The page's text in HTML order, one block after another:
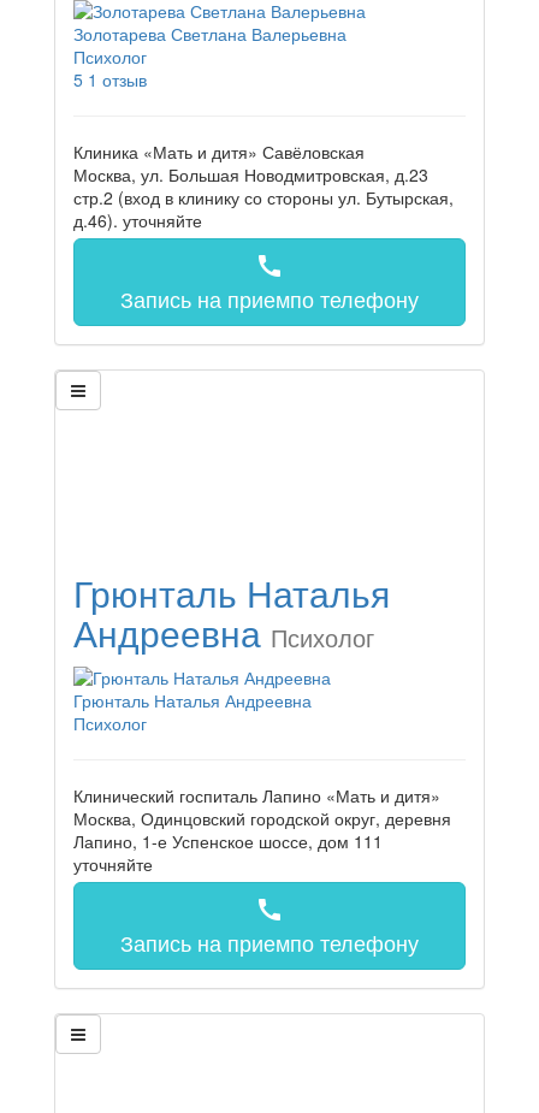
Золотарева Светлана Валерьевна
Психолог
5 1 отзыв
Клиника «Мать и дитя» Савёловская
Москва, ул. Большая Новодмитровская, д.23
стр.2 (вход в клинику со стороны ул. Бутырская,
д.46). уточняйте
call
Запись на приемпо телефону
Грюнталь Наталья
Андреевна Психолог
Грюнталь Наталья Андреевна
Психолог
Клинический госпиталь Лапино «Мать и дитя»
Москва, Одинцовский городской округ, деревня
Лапино, 1-е Успенское шоссе, дом 111
уточняйте
call
Запись на приемпо телефону